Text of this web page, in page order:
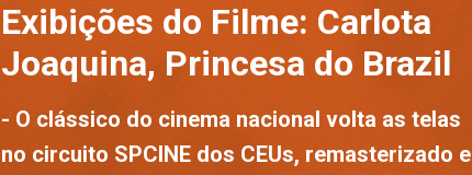
Exibições do Filme: Carlota
Joaquina, Princesa do Brazil
- O clássico do cinema nacional volta as telas
no circuito SPCINE dos CEUs, remasterizado e